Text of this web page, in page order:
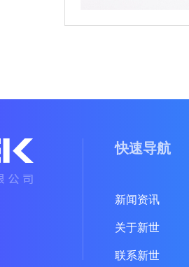
快速导航
新闻资讯
关于新世
联系新世